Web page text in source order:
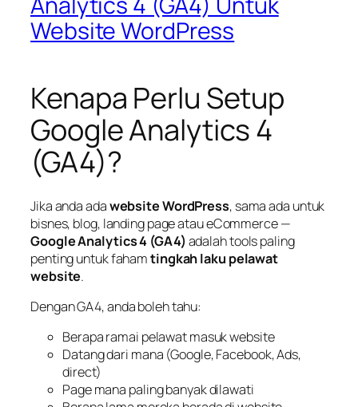
Website WordPress
Kenapa Perlu Setup
Google Analytics 4
(GA4)?
Jika anda adawebsite WordPress, sama ada untuk
bisnes, blog, landing page atau eCommerce —
Google Analytics 4 (GA4) adalah tools paling
penting untuk fahamtingkah laku pelawat
website.
Dengan GA4, anda boleh tahu:
Berapa ramai pelawat masuk website
Datang dari mana (Google, Facebook, Ads,
direct)
Page mana paling banyak dilawati